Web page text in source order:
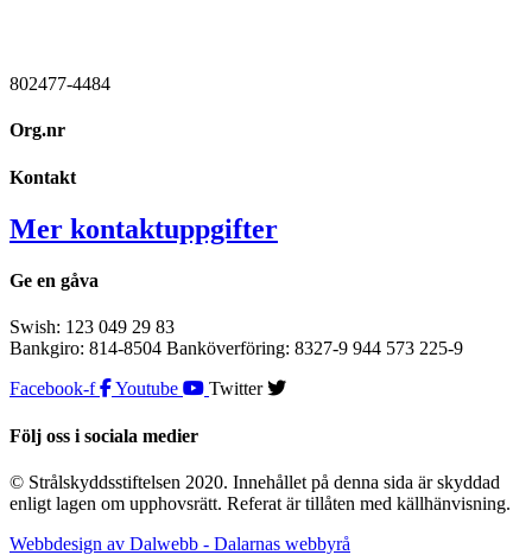
802477-4484
Org.nr
Kontakt
Mer kontaktuppgifter
Ge en gåva
Swish: 123 049 29 83
Bankgiro: 814-8504 Banköverföring: 8327-9 944 573 225-9
Facebook-f
Youtube Twitter
Följ oss i sociala medier
© Strålskyddsstiftelsen 2020. Innehållet på denna sida är skyddad
enligt lagen om upphovsrätt. Referat är tillåten med källhänvisning.
Webbdesign av Dalwebb - Dalarnas webbyrå